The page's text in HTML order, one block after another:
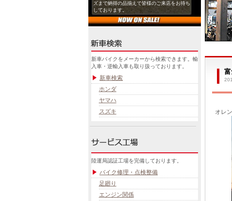
オレ
ズまで納得の品揃えで皆様のご来店をお待ち
しております。
新車バイクをメーカーから検索できます。輸
入車・逆輸入車も取り扱っております。
新車検索
ホンダ
ヤマハ
スズキ
陸運局認証工場を完備しております。
バイク修理・点検整備
足廻り
エンジン関係